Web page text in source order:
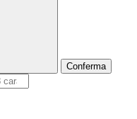
Conferma